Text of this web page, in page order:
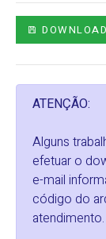
DOWNLOAD
ATENÇÃO:
Alguns
efetuar o
e-mail
código do
atendimento.